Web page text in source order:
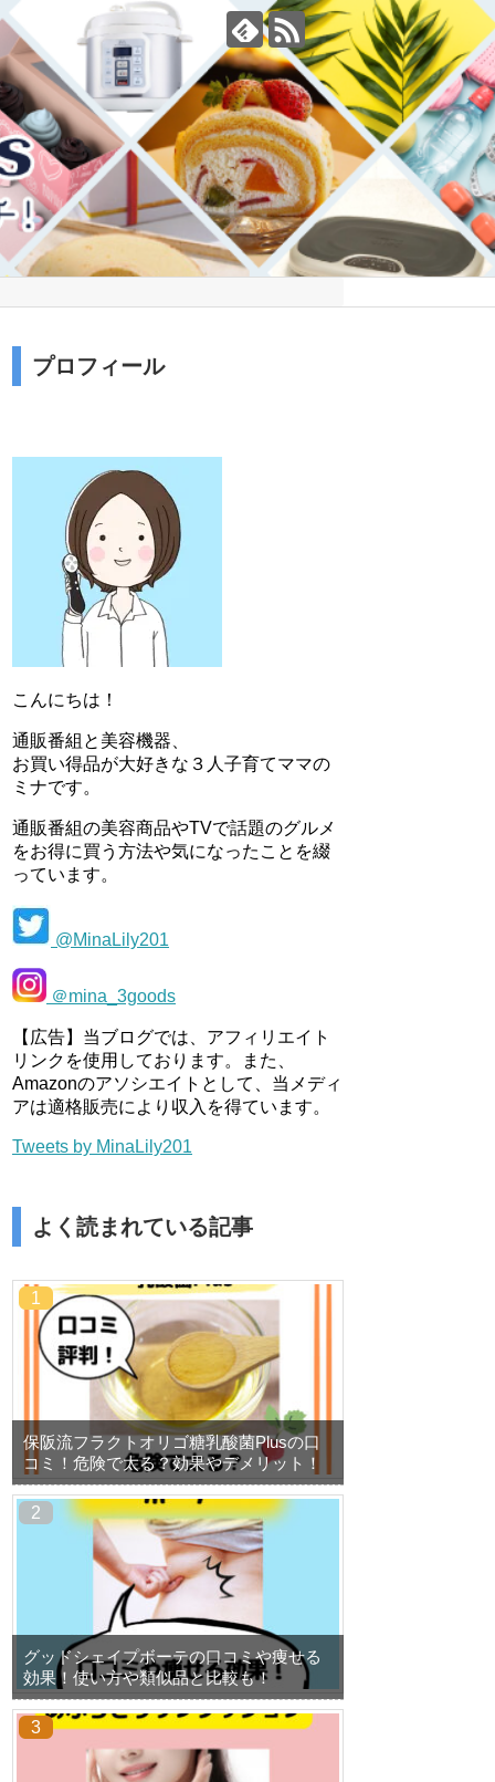
プロフィール
こんにちは！
通販番組と美容機器、
お買い得品が大好きな３人子育てママの
ミナです。
通販番組の美容商品やTVで話題のグルメ
をお得に買う方法や気になったことを綴
っています。
@MinaLily201
＠mina_3goods
【広告】当ブログでは、アフィリエイト
リンクを使用しております。また、
Amazonのアソシエイトとして、当メディ
アは適格販売により収入を得ています。
Tweets by MinaLily201
よく読まれている記事
保阪流フラクトオリゴ糖乳酸菌Plusの口
コミ！危険で太る？効果やデメリット！
グッドシェイプボーテの口コミや痩せる
効果！使い方や類似品と比較も！